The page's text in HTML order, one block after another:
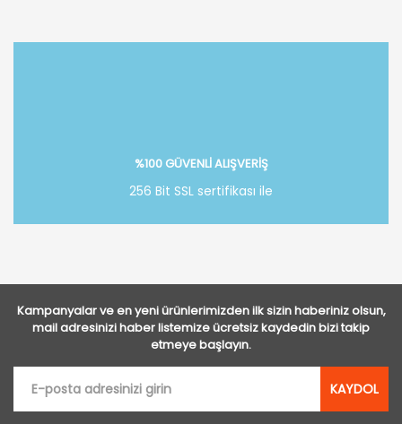
%100 GÜVENLİ ALIŞVERİŞ
256 Bit SSL sertifikası ile
Kampanyalar ve en yeni ürünlerimizden ilk sizin haberiniz olsun,
mail adresinizi haber listemize ücretsiz kaydedin bizi takip
etmeye başlayın.
KAYDOL